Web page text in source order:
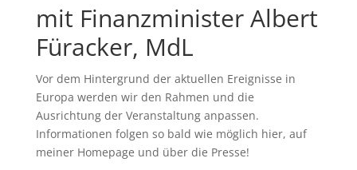
mit Finanzminister Albert
Füracker, MdL
Vor dem Hintergrund der aktuellen Ereignisse in
Europa werden wir den Rahmen und die
Ausrichtung der Veranstaltung anpassen.
Informationen folgen so bald wie möglich hier, auf
meiner Homepage und über die Presse!